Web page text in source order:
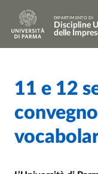
Salta al contenuto
Skip to footer
DIPARTIMENTO DI
Discipline
delle
Home
/
11 e 12